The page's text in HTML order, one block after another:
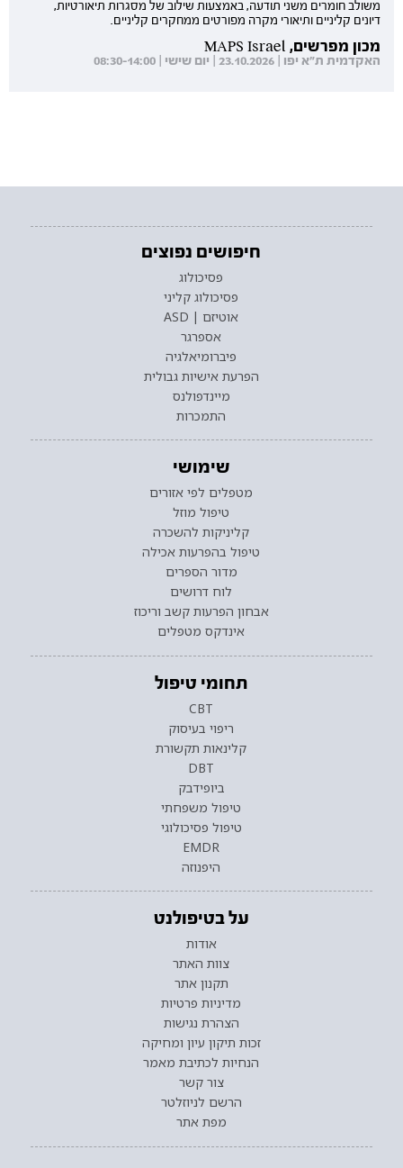
משולב חומרים משני תודעה, באמצעות שילוב של מסגרות תיאורטיות,
דיונים קליניים ותיאורי מקרה מפורטים ממחקרים קליניים.
מכון מפרשים, MAPS Israel
האקדמית ת"א יפו | 23.10.2026 | יום שישי | 08:30-14:00
חיפושים נפוצים
פסיכולוג
פסיכולוג קליני
אוטיזם | ASD
אספרגר
פיברומיאלגיה
הפרעת אישיות גבולית
מיינדפולנס
התמכרות
שימושי
מטפלים לפי אזורים
טיפול מוזל
קליניקות להשכרה
טיפול בהפרעות אכילה
מדור הספרים
לוח דרושים
אבחון הפרעות קשב וריכוז
אינדקס מטפלים
תחומי טיפול
CBT
ריפוי בעיסוק
קלינאות תקשורת
DBT
ביופידבק
טיפול משפחתי
טיפול פסיכולוגי
EMDR
היפנוזה
על בטיפולנט
אודות
צוות האתר
תקנון אתר
מדיניות פרטיות
הצהרת נגישות
זכות תיקון עיון ומחיקה
הנחיות לכתיבת מאמר
צור קשר
הרשם לניוזלטר
מפת אתר